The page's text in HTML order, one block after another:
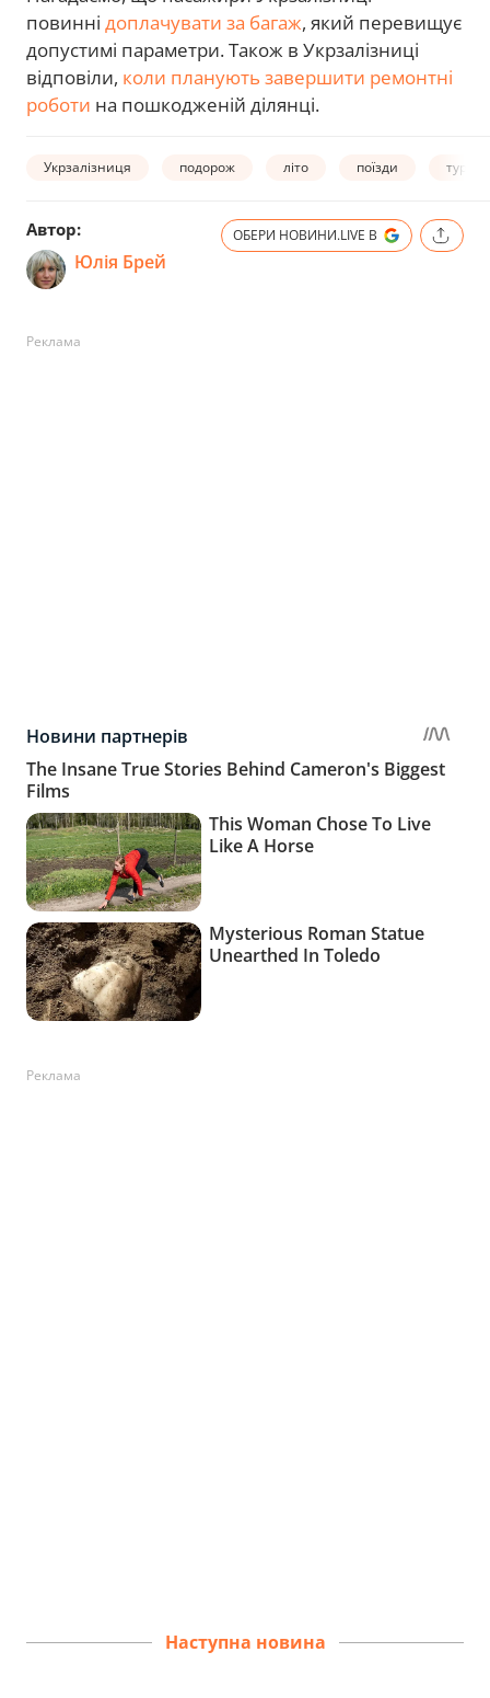
повинні доплачувати за багаж, який перевищує
допустимі параметри. Також в Укрзалізниці
відповіли, коли планують завершити ремонтні
роботи на пошкодженій ділянці.
Укрзалізниця подорож літо поїзди
Автор:
Юлія Брей
ОБЕРИ НОВИНИ.LIVE В
Реклама
Реклама
Наступна новина